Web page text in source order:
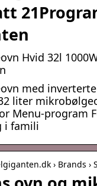
Hvid 32l
med
liter
Menu-program
i famili
› Brands ›